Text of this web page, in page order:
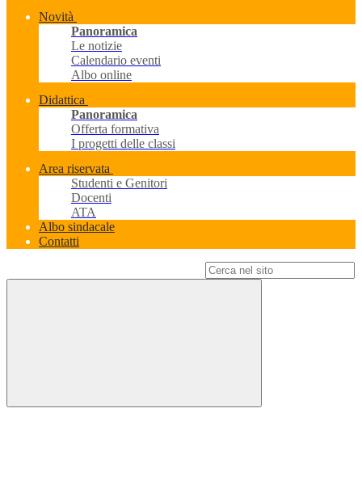
Novità
Panoramica
Le notizie
Calendario eventi
Albo online
Didattica
Panoramica
Offerta formativa
I progetti delle classi
Area riservata
Studenti e Genitori
Docenti
ATA
Albo sindacale
Contatti